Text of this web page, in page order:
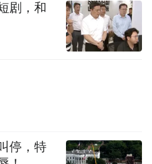
效，可扫描产品合格证
国认证认可信息公共服
剧，和
停，特